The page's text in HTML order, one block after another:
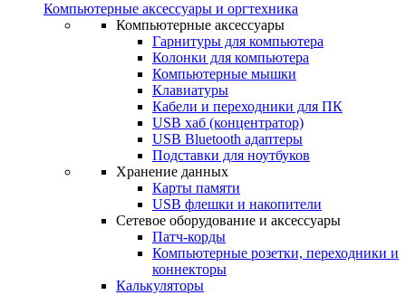
Компьютерные аксессуары и оргтехника
Компьютерные аксессуары
Гарнитуры для компьютера
Колонки для компьютера
Компьютерные мышки
Клавиатуры
Кабели и переходники для ПК
USB хаб (концентратор)
USB Bluetooth адаптеры
Подставки для ноутбуков
Хранение данных
Карты памяти
USB флешки и накопители
Сетевое оборудование и аксессуары
Патч-корды
Компьютерные розетки, переходники и
коннекторы
Калькуляторы